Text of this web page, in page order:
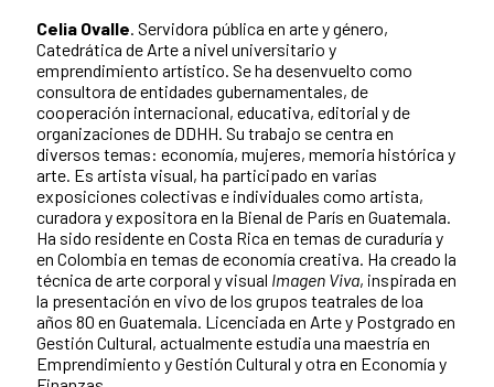
Celia Ovalle. Servidora pública en arte y género,
Catedrática de Arte a nivel universitario y
emprendimiento artístico. Se ha desenvuelto como
consultora de entidades gubernamentales, de
cooperación internacional, educativa, editorial y de
organizaciones de DDHH. Su trabajo se centra en
diversos temas: economía, mujeres, memoria histórica y
arte. Es artista visual, ha participado en varias
exposiciones colectivas e individuales como artista,
curadora y expositora en la Bienal de París en Guatemala.
Ha sido residente en Costa Rica en temas de curaduría y
en Colombia en temas de economía creativa. Ha creado la
técnica de arte corporal y visual Imagen Viva, inspirada en
la presentación en vivo de los grupos teatrales de loa
años 80 en Guatemala. Licenciada en Arte y Postgrado en
Gestión Cultural, actualmente estudia una maestría en
Emprendimiento y Gestión Cultural y otra en Economía y